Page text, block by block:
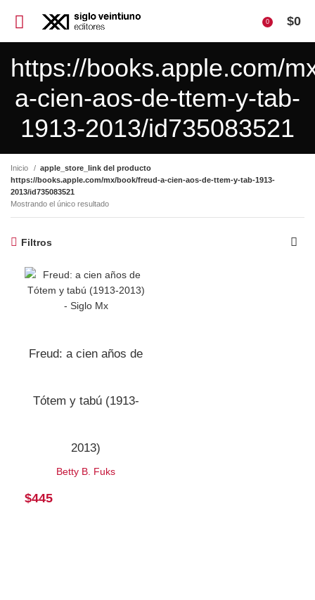
0 $0
https://books.apple.com/
a-cien-aos-de-ttem-y-tab-
1913-2013/id735083521
Inicio
apple_store_link del producto
https://books.apple.com/mx/book/freud-a-cien-aos-de-ttem-y-tab-1913-
2013/id735083521
Mostrando el único resultado
Filtros
Freud: a cien años de
Tótem y tabú (1913-
2013)
Betty B. Fuks
$445